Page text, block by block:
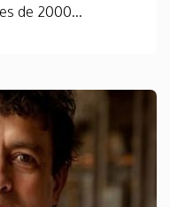
de 2000...